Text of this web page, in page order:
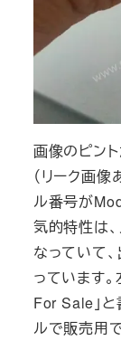
画像のピン
（リーク画
ル番号が
気的特性は
なっていて
っています
For Sale」
ルで販売用